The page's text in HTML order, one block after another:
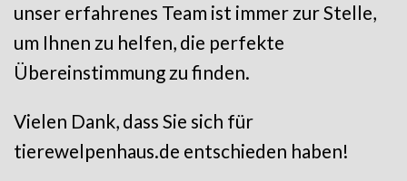
unser erfahrenes Team ist immer zur Stelle,
um Ihnen zu helfen, die perfekte
Übereinstimmung zu finden.
Vielen Dank, dass Sie sich für
tierewelpenhaus.de entschieden haben!